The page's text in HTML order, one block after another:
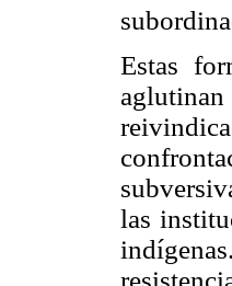
Estas
las